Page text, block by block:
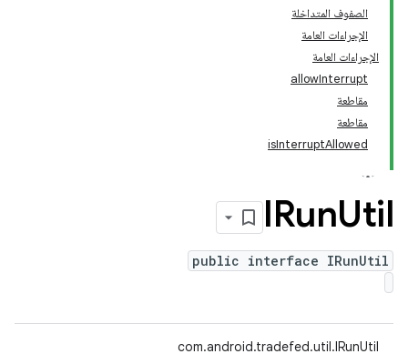
الصفوف المتداخلة
الإجراءات العامة
الإجراءات العامة
allowInterrupt
مقاطعة
مقاطعة
isInterruptAllowed
IRunUtil
public interface IRunUtil
com.android.tradefed.util.IRunUtil